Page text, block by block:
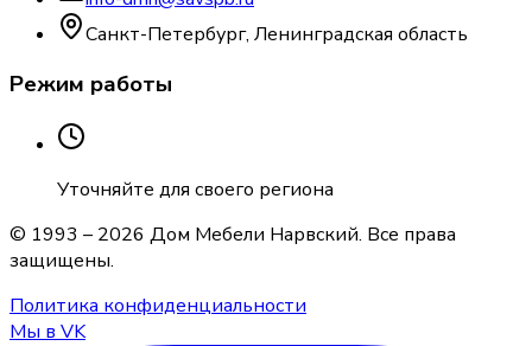
Санкт-Петербург, Ленинградская область
Режим работы
Уточняйте для своего региона
© 1993 – 2026 Дом Мебели Нарвский. Все права
защищены.
Политика конфиденциальности
Мы в VK